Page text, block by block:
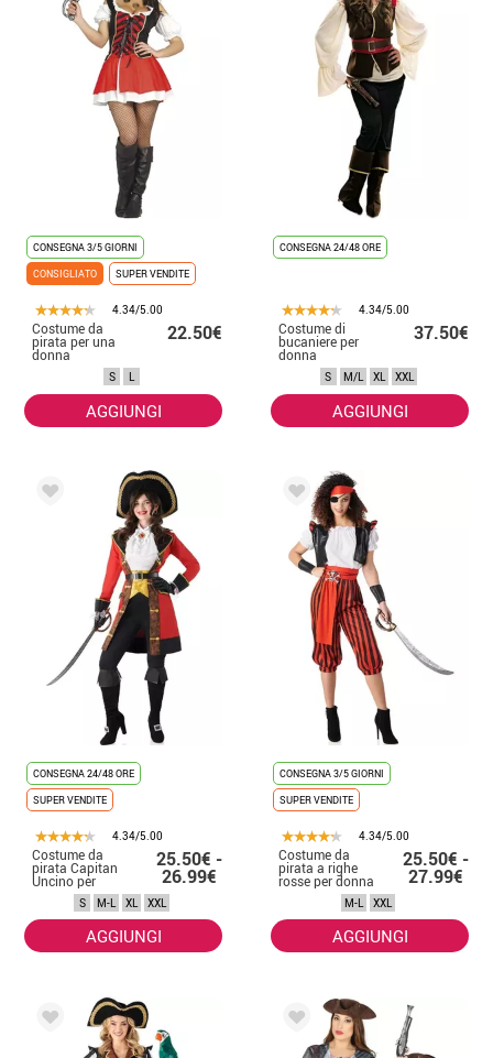
CONSEGNA 3/5 GIORNI
CONSIGLIATO
SUPER VENDITE
4.34/5.00
Costume da
pirata per una
donna
22.50€
S L
AGGIUNGI
CONSEGNA 24/48 ORE
4.34/5.00
Costume di
bucaniere per
donna
37.50€
S M/L XL XXL
AGGIUNGI
CONSEGNA 24/48 ORE
SUPER VENDITE
4.34/5.00
Costume da
pirata Capitan
Uncino per
25.50€ -
26.99€
S M-L XL XXL
AGGIUNGI
CONSEGNA 3/5 GIORNI
SUPER VENDITE
4.34/5.00
Costume da
pirata a righe
rosse per donna
25.50€ -
27.99€
M-L XXL
AGGIUNGI